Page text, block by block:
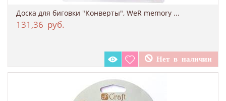
Доска для биговки "Конверты", WeR memory ...
131,36 руб.